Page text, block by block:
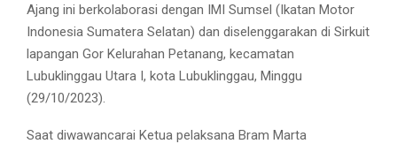
Ajang ini berkolaborasi dengan IMI Sumsel (Ikatan Motor
Indonesia Sumatera Selatan) dan diselenggarakan di Sirkuit
lapangan Gor Kelurahan Petanang, kecamatan
Lubuklinggau Utara I, kota Lubuklinggau, Minggu
(29/10/2023).
Saat diwawancarai Ketua pelaksana Bram Marta